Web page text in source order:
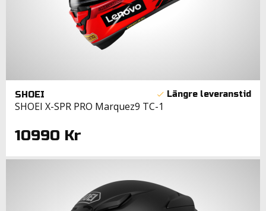
SHOEI
SHOEI X-SPR PRO Marquez9 TC-1
10990 Kr